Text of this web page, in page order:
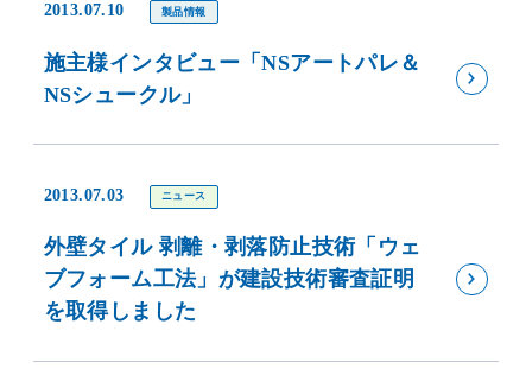
2013.07.10 製品情報
施主様インタビュー「NSアートパレ＆
NSシュークル」
2013.07.03 ニュース
外壁タイル 剥離・剥落防止技術「ウェ
ブフォーム工法」が建設技術審査証明
を取得しました